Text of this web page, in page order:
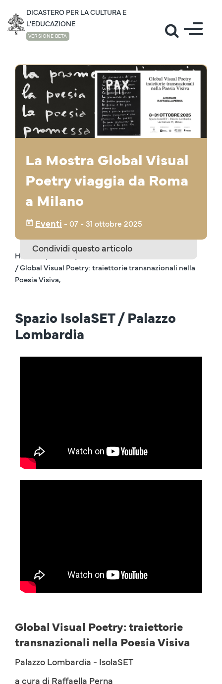
DICASTERO PER LA CULTURA E
L'EDUCAZIONE
VERSIONE BETA
EVENTI
La Mostra Global Visual
Poetry viaggia da Roma
a Milano
Eventi ‒ 07 - 31 ottobre 2025
Condividi questo articolo
Home IT
/ 2025
/ Global Visual Poetry: traiettorie transnazionali nella
Poesia Visiva,
Spazio IsolaSET / Palazzo
Lombardia
Global Visual Poetry: traiettorie
transnazionali nella Poesia Visiva
Palazzo Lombardia - IsolaSET
a cura di Raffaella Perna